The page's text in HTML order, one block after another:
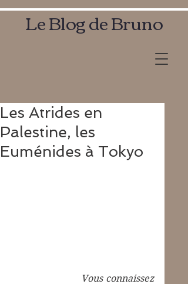
Le Blog de Bruno
Les Atrides en
Palestine, les
Euménides à Tokyo
Vous connaissez